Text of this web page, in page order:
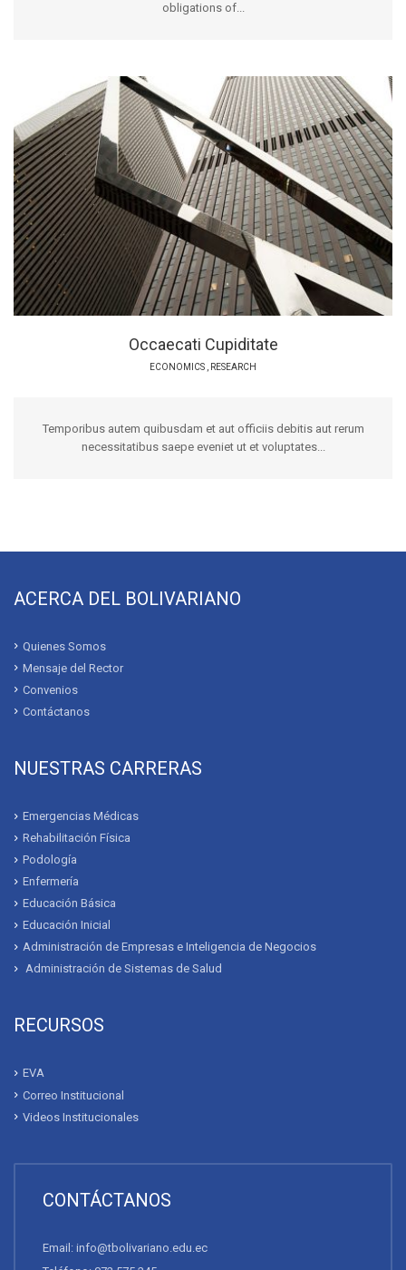
obligations of...
Occaecati Cupiditate
ECONOMICS RESEARCH
Temporibus autem quibusdam et aut officiis debitis aut rerum
necessitatibus saepe eveniet ut et voluptates...
ACERCA DEL BOLIVARIANO
Quienes Somos
Mensaje del Rector
Convenios
Contáctanos
NUESTRAS CARRERAS
Emergencias Médicas
Rehabilitación Física
Podología
Enfermería
Educación Básica
Educación Inicial
Administración de Empresas e Inteligencia de Negocios
Administración de Sistemas de Salud
RECURSOS
EVA
Correo Institucional
Videos Institucionales
CONTÁCTANOS
Email: info@tbolivariano.edu.ec